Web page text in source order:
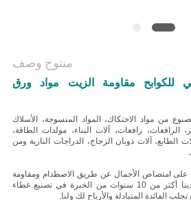
منتوج وصف
للكوابح مقاومة الزيت مواد ورق
من مواد الاحتكاك، المواد المنسوجة، الأسلاك
الرافعات، رافعات، آلات البناء، مولدات الطاقة،
الطابع، آلات ذوبان الزجاج، الدراجات النارية ومن
على امتصاص الأحمال عن طريق الاصطدام ومقاومة
لدينا أكثر من 10 سنوات من الخبرة في تصنيع غطاء
الفائدة المتبادلة والأرباح لك ولنا.